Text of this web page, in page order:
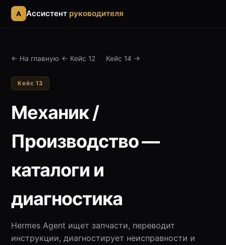
A Ассистент руководителя
← На главную ← Кейс 12 Кейс 14 →
Кейс 13
Механик /
Производство —
каталоги и
диагностика
Hermes Agent ищет запчасти, переводит
инструкции, диагностирует неисправности и